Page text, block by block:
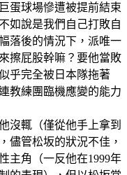
蛋球場慘遭被提前結束
如說是我們自己打敗自
落後的情況下，派唯一
擦屁股幹嘛？要他當敗
乎完全被日本隊拖著
教練團臨機應變的能力
沒輒（僅從他手上拿到
儘管松坂的狀況不佳，
主角（一反他在1999年